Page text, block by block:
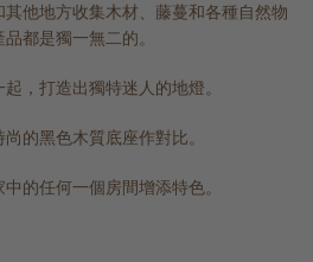
他地方收集木材、藤蔓和各種自然物
都是獨一無二的。
，打造出獨特迷人的地燈。
的黑色木質底座作對比。
的任何一個房間增添特色。